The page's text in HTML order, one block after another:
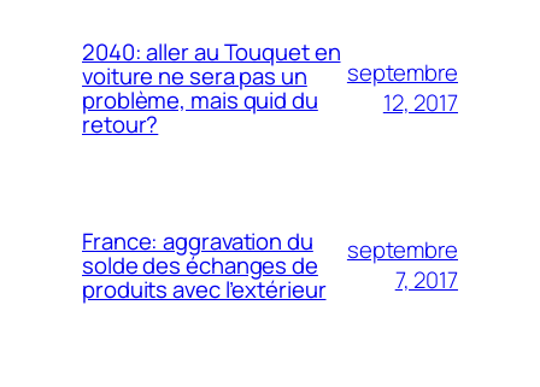
2040: aller au Touquet en
voiture ne sera pas un
problème, mais quid du
retour?
septembre
12, 2017
France: aggravation du
solde des échanges de
produits avec l’extérieur
septembre
7, 2017